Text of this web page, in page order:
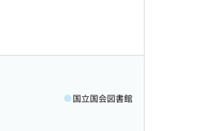
国立国会図書館